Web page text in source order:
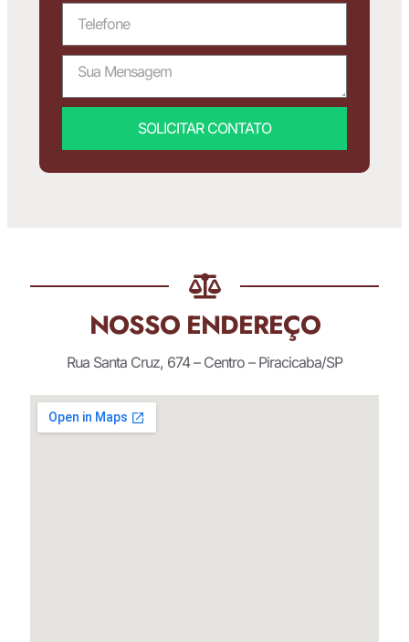
SOLICITAR CONTATO
NOSSO ENDEREÇO
Rua Santa Cruz, 674 – Centro – Piracicaba/SP